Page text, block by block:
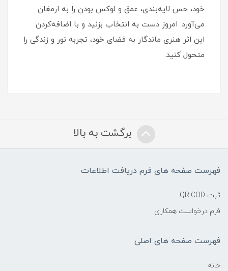
خود، حس لایه‌بندی، عمق و لوکس بودن را به ارمغان
می‌آورد. امروز دست به انتخاب بزنید و با اضافه‌کردن
این اثر هنری ماندگار به فضای خود، تجربه نور و زندگی را
متحول کنید.
برگشت به بالا
فهرست صفحه های فرم دریافت اطلاعات
ثبت QR.COD
فرم درخواست همکاری
فهرست صفحه های اصلی
خانه